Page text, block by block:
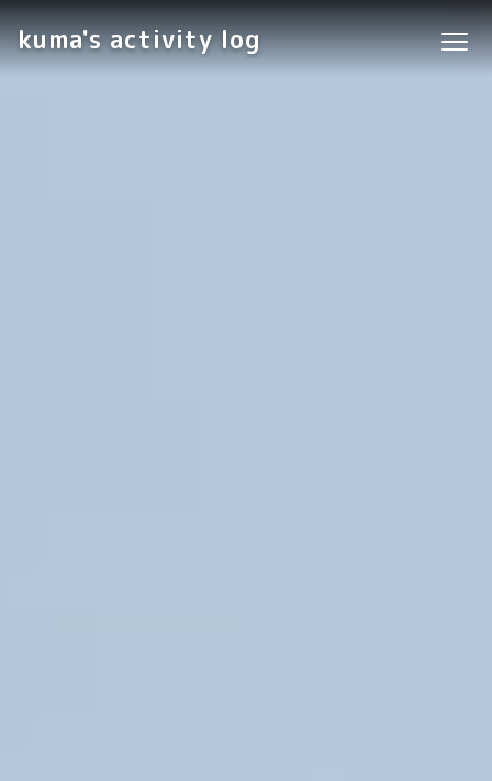
kuma's activity log